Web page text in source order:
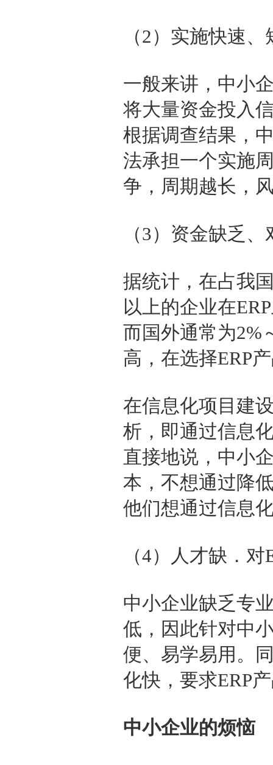
（2）实施快速
一般来讲，中小
将大量资金投入
根据调查结果，
法承担一个实施
争，周期越长，
（3）资金缺乏
据统计，在占我
以上的企业在
而国外通常为2%
高，在选择ERP
在信息化项目建
析，即通过信息
直接地说，中小
本，不想通过降
他们想通过信息
（4）人才缺．
中小企业缺乏专
低，因此针对中
便、易学易用。
化快，要求ERP
中小企业的烦恼